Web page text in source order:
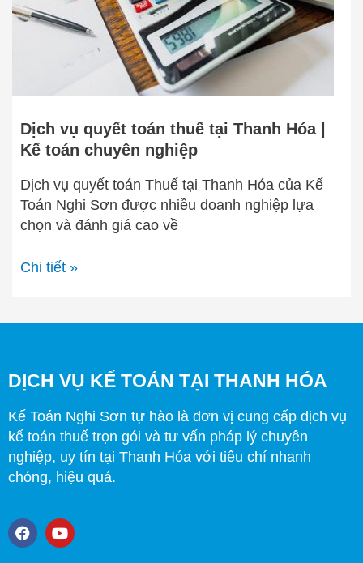
Dịch vụ quyết toán thuế tại Thanh Hóa |
Kế toán chuyên nghiệp
Dịch vụ quyết toán Thuế tại Thanh Hóa của Kế
Toán Nghi Sơn được nhiều doanh nghiệp lựa
chọn và đánh giá cao về
Hóa
chuyên
Chi tiết »
DỊCH VỤ KẾ TOÁN TẠI THANH HÓA
Kế Toán Nghi Sơn tự hào là đơn vị cung cấp dịch vụ
kế toán thuế trọn gói và tư vấn pháp lý chuyên
nghiệp, uy tín tại Thanh Hóa với tiêu chí nhanh
chóng, hiệu quả.
F
a
Y
o